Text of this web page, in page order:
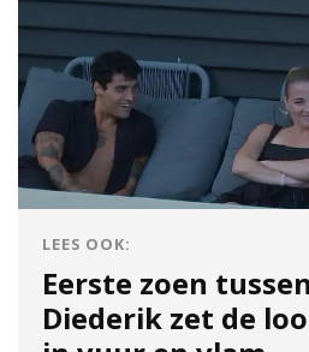
LEES OOK:
Eerste zoen
Diederik zet de